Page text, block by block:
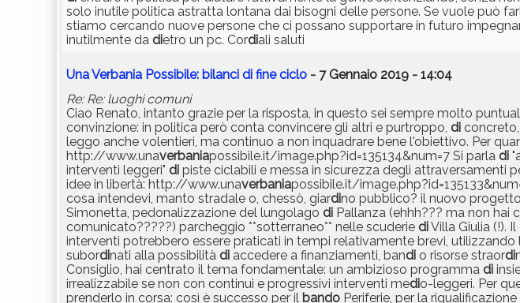
solo inutile politica astratta lontana dai bisogni delle persone. Se vuole può
stiamo cercando nuove persone che ci possano supportare in futuro
inutilmente da dietro un pc. Cordiali saluti
Una Verbania Possibile: bilanci di fine ciclo - 7 Gennaio 2019 - 14:04
Re: Re: luoghi comuni
Ciao Renato, intanto grazie per la risposta, in questo sei sempre molto
convinzione: in politica però conta convincere gli altri e purtroppo, di
leggo anche volentieri, ma continuo a non inquadrare bene l'obiettivo. Per
http://www.unaverbaniapossibile.it/image.php?id=135134&num=7 Si parla di
interventi leggeri" di piste ciclabili e messa in sicurezza degli attraversamenti
idee in libertà: http://www.unaverbaniapossibile.it/
cosa intendevi, manto stradale o, chessò, giardino pubblico? il nuovo progetto
Simonetta, pedonalizzazione del lungolago di Pallanza (ehhh??? ma non
comunicato?????) parcheggio **sotterraneo** nelle scuderie diVilla Giulia (!). Il
interventi potrebbero essere praticati in tempi relativamente brevi, utilizzando
subordinati alla possibilità di accedere a finanziamenti, bandi o risorse straordi
Consiglio, hai centrato il tema fondamentale: un ambizioso programma di
irrealizzabile se non con continui e progressivi interventi medio-leggeri. Per
prenderlo in corsa: così è successo per il bando Periferie, per la riqualificazione